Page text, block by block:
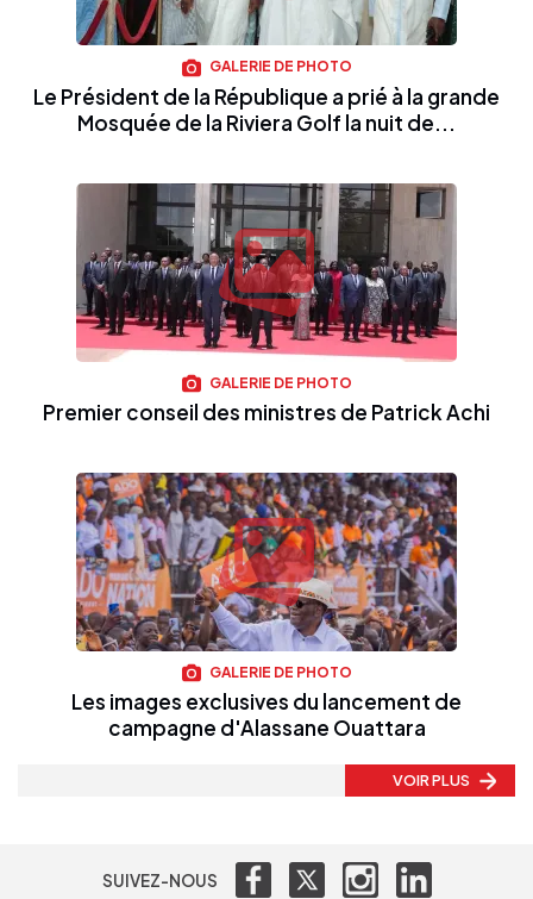
GALERIE DE PHOTO
Le Président de la République a prié à la grande
Mosquée de la Riviera Golf la nuit de...
GALERIE DE PHOTO
Premier conseil des ministres de Patrick Achi
GALERIE DE PHOTO
Les images exclusives du lancement de
campagne d'Alassane Ouattara
VOIR PLUS
SUIVEZ-NOUS